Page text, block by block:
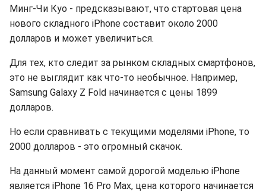
Минг-Чи Куо - предсказывают, что стартовая цена
нового складного iPhone составит около 2000
долларов и может увеличиться.
Для тех, кто следит за рынком складных смартфонов,
это не выглядит как что-то необычное. Например,
Samsung Galaxy Z Fold начинается с цены 1899
долларов.
Но если сравнивать с текущими моделями iPhone, то
2000 долларов - это огромный скачок.
На данный момент самой дорогой моделью iPhone
является iPhone 16 Pro Max, цена которого начинается